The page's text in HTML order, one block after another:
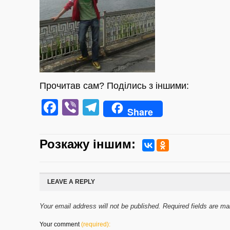
Прочитав сам? Поділись з іншими:
Facebook
ViberTelegram
Share
Розкажу iншим:
LEAVE A REPLY
Your email address will not be published. Required fields are
Your comment(required):